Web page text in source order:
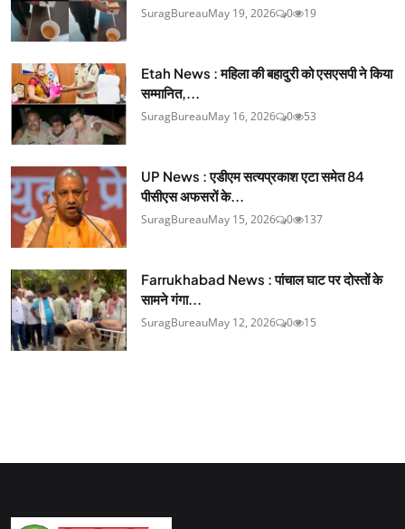
SuragBureauMay 19, 2026 0 19
Etah News : महिला की बहादुरी को एसएसपी ने किया
सम्मानित,...
SuragBureauMay 16, 2026 0 53
UP News : एडीएम सत्यप्रकाश एटा समेत 84
पीसीएस अफसरों के...
SuragBureauMay 15, 2026 0 137
Farrukhabad News : पांचाल घाट पर दोस्तों के
सामने गंगा...
SuragBureauMay 12, 2026 0 15